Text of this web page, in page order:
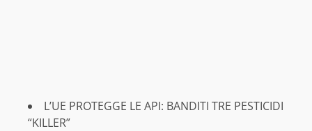
L’UE PROTEGGE LE API: BANDITI TRE PESTICIDI
“KILLER”